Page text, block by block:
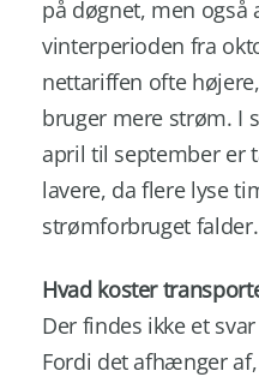
på døgnet, men også
vinterperioden fra
nettariffen ofte højere
bruger mere strøm. I
april til september er
lavere, da flere lyse
strømforbruget falder.
Hvad koster
Der findes ikke et
Fordi det afhænger